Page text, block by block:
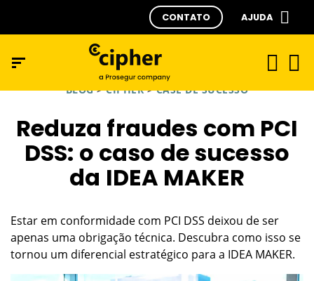
CONTATO AJUDA
BLOG>CIPHER>CASE DE SUCESSO
Reduza fraudes com PCI
DSS: o caso de sucesso
da IDEA MAKER
Estar em conformidade com PCI DSS deixou de ser
apenas uma obrigação técnica. Descubra como isso se
tornou um diferencial estratégico para a IDEA MAKER.